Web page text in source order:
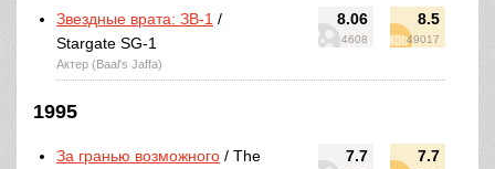
8.06
4608
8.5
49017
Звездные врата: ЗВ-1 /
Stargate SG-1
Актер (Baal's Jaffa)
1995
7.7 7.7
За гранью возможного / The